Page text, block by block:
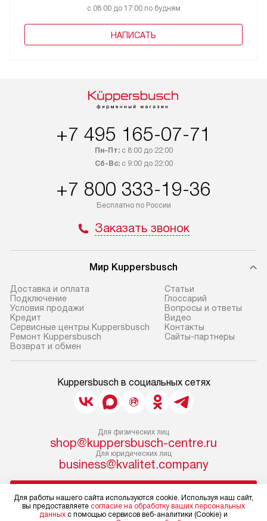
с 08:00 до 17:00 по будням
НАПИСАТЬ
+7 495 165-07-71
Пн-Пт:с 8:00 до 22:00
Сб-Вс:с 9:00 до 22:00
+7 800 333-19-36
Бесплатно по России
Заказать звонок
Мир Kuppersbusch
Доставка и оплата
Подключение
Условия продажи
Кредит
Сервисные центры Kuppersbusch
Ремонт Kuppersbusch
Возврат и обмен
Cтатьи
Глоссарий
Вопросы и ответы
Видео
Контакты
Сайты-партнеры
Kuppersbusch в социальных сетях
Для физических лиц
shop@kuppersbusch-centre.ru
Для юридических лиц
business@kvalitet.company
Для работы нашего сайта используются cookie. Используя наш сайт,
вы предоставляете согласие на обработку ваших персональных
данных с помощью сервисов веб-аналитики (Cookie) и